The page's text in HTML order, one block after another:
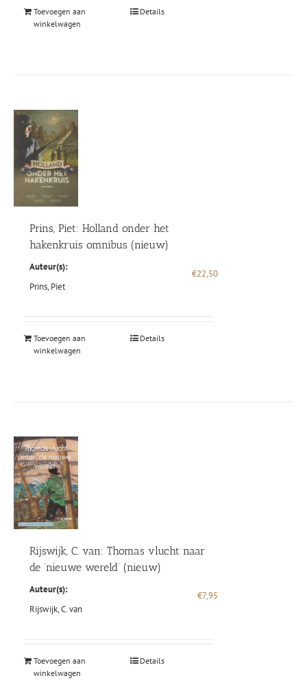
Toevoegen aan
winkelwagen
Details
Prins, Piet: Holland onder het
hakenkruis omnibus (nieuw)
Auteur(s):
Prins, Piet
€22,50
Toevoegen aan
winkelwagen
Details
Rijswijk, C. van: Thomas vlucht naar
de ‘nieuwe wereld’ (nieuw)
Auteur(s):
Rijswijk, C. van
€7,95
Toevoegen aan
winkelwagen
Details